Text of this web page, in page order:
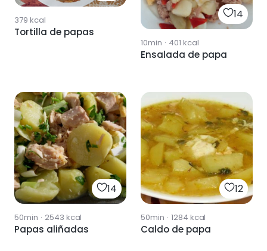
379 kcal
Tortilla de papas
14
10min · 401 kcal
Ensalada de papa
14
50min · 2543 kcal
Papas aliñadas
12
50min · 1284 kcal
Caldo de papa